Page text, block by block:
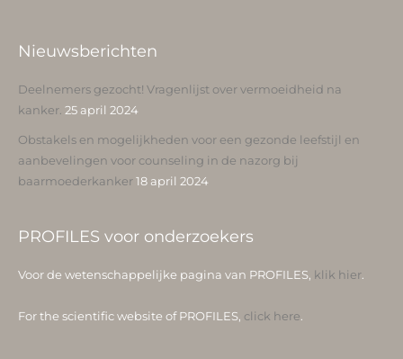
Nieuwsberichten
Deelnemers gezocht! Vragenlijst over vermoeidheid na
kanker. 25 april 2024
Obstakels en mogelijkheden voor een gezonde leefstijl en
aanbevelingen voor counseling in de nazorg bij
baarmoederkanker 18 april 2024
PROFILES voor onderzoekers
Voor de wetenschappelijke pagina van PROFILES, klik hier.
For the scientific website of PROFILES, click here